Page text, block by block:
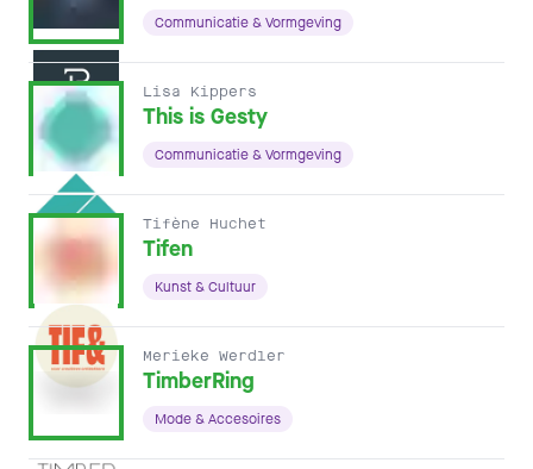
Communicatie & Vormgeving
Lisa Kippers
This is Gesty
Communicatie & Vormgeving
Tifène Huchet
Tifen
Kunst & Cultuur
Merieke Werdler
TimberRing
Mode & Accesoires